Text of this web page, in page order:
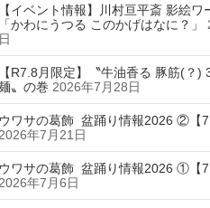
イベント情報】川村亘平斎 影絵ワ
かわにうつる このかげはなに？」
R7.8月限定】〝牛油香る 豚筋(？)
〟の巻 2026年7月28日
ワサの葛飾 盆踊り情報2026 ②【
年7月21日
ワサの葛飾 盆踊り情報2026 ①【
年7月6日